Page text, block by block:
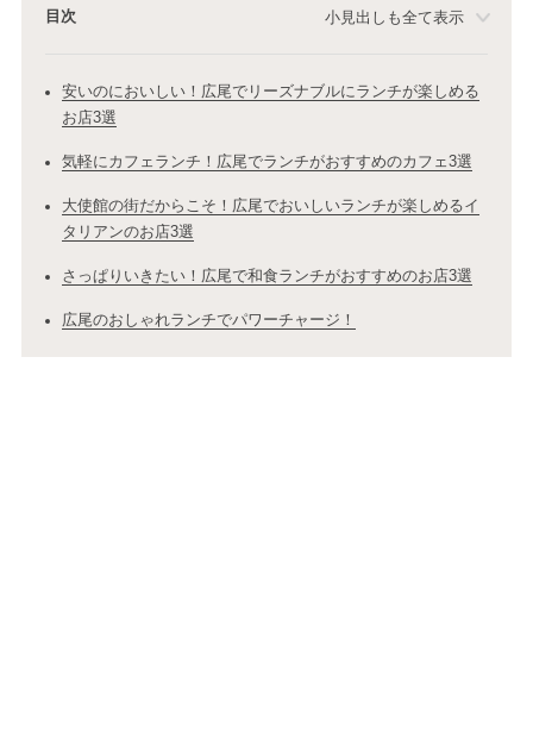
目次 小見出しも全て表示
安いのにおいしい！広尾でリーズナブルにランチが楽しめる
お店3選
気軽にカフェランチ！広尾でランチがおすすめのカフェ3選
大使館の街だからこそ！広尾でおいしいランチが楽しめるイ
タリアンのお店3選
さっぱりいきたい！広尾で和食ランチがおすすめのお店3選
広尾のおしゃれランチでパワーチャージ！